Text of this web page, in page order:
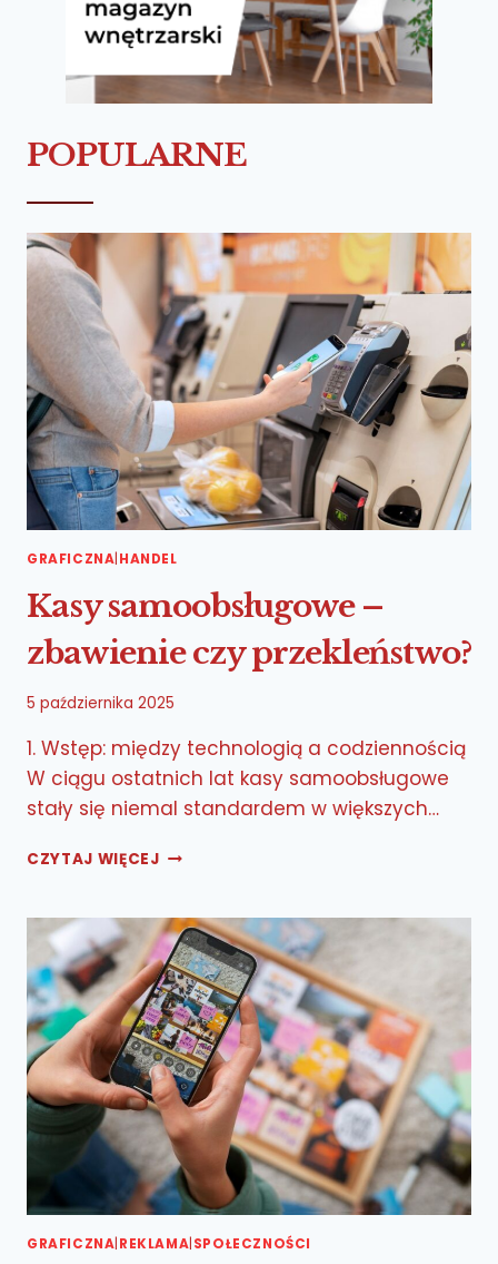
POPULARNE
GRAFICZNA HANDEL
Kasy samoobsługowe –
zbawienie czy przekleństwo?
5 października 2025
1. Wstęp: między technologią a codziennością
W ciągu ostatnich lat kasy samoobsługowe
stały się niemal standardem w większych…
CZYTAJ WIĘCEJKASY
ZBAWIENIE
CZY PRZEKLEŃSTWO?
GRAFICZNA REKLAMA SPOŁECZNOŚCI